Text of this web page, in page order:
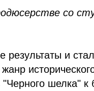
со
результаты и
шелка" к